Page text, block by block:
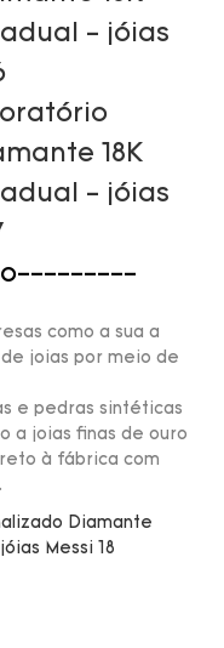
como a sua a
joias por meio de
e pedras sintéticas
a joias finas de ouro
à fábrica com